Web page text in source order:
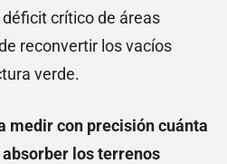
crítico de áreas
reconvertir los vacíos
verde.
medir con precisión cuánta
los terrenos